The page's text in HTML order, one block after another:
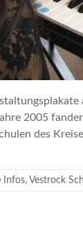
2005
des
Infos, Vestrock